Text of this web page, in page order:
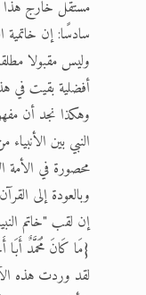
مستقل خارج هذا
سادسًا: إن
وليس مقبولا
أفضلية بقيت في
وهكذا نجد أن
النبي بين
محصورة في الأمة
وبالعودة إلى
إن لقب "خاتم
{مَا كَانَ مُحَمَّدٌ
لقد وردت هذه